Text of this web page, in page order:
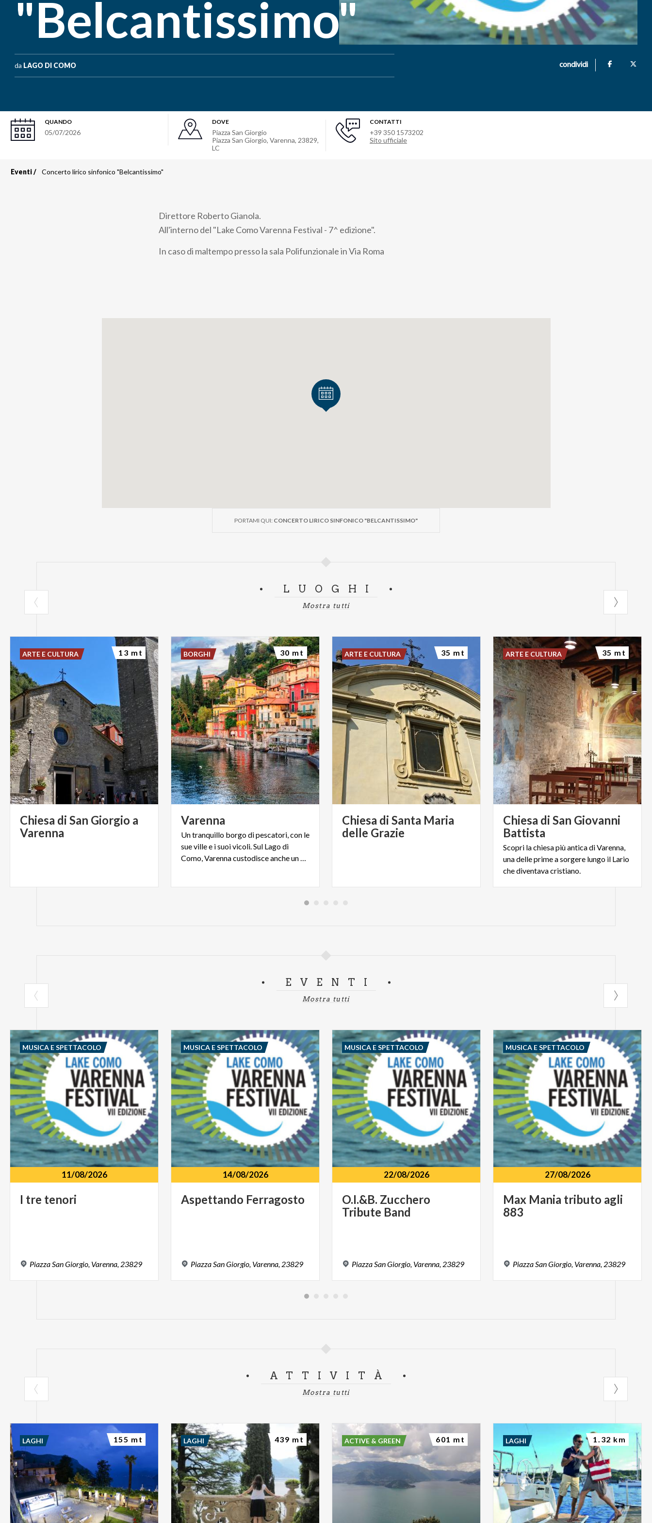
"Belcantissimo"
da LAGO DI COMO condividi
QUANDO
05/07/2026
DOVE
Piazza San Giorgio
Piazza San Giorgio, Varenna, 23829,
LC
CONTATTI
+39 350 1573202
Sito ufficiale
Eventi Concerto lirico sinfonico "Belcantissimo"
Direttore Roberto Gianola.
All'interno del "Lake Como Varenna Festival - 7^ edizione".
In caso di maltempo presso la sala Polifunzionale in Via Roma
PORTAMI QUI: CONCERTO LIRICO SINFONICO "BELCANTISSIMO"
LUOGHI
Mostra tutti
Chiesa di San Giorgio a
Varenna
ARTE E CULTURA 13 mt
Varenna
Un tranquillo borgo di pescatori, con le
sue ville e i suoi vicoli. Sul Lago di
Como, Varenna custodisce anche un giardino meraviglia
BORGHI 30 mt
Chiesa di Santa Maria
delle Grazie
ARTE E CULTURA 35 mt
Chiesa di San Giovanni
Battista
Scopri la chiesa più antica di Varenna,
una delle prime a sorgere lungo il Lario
che diventava cristiano.
ARTE E CULTURA 35 mt
EVENTI
Mostra tutti
11/08/2026
I tre tenori
PiazzaSanGiorgio, Varenna, 23829
MUSICA E SPETTACOLO
14/08/2026
Aspettando Ferragosto
PiazzaSanGiorgio, Varenna, 23829
MUSICA E SPETTACOLO
22/08/2026
O.I.&B. Zucchero
Tribute Band
PiazzaSanGiorgio, Varenna, 23829
MUSICA E SPETTACOLO
27/08/2026
Max Mania tributo agli
883
PiazzaSanGiorgio, Varenna, 23829
MUSICA E SPETTACOLO
ATTIVITÀ
Mostra tutti
LAGHI 155 mt LAGHI 439 mt ACTIVE & GREEN 601 mt LAGHI 1.32 km